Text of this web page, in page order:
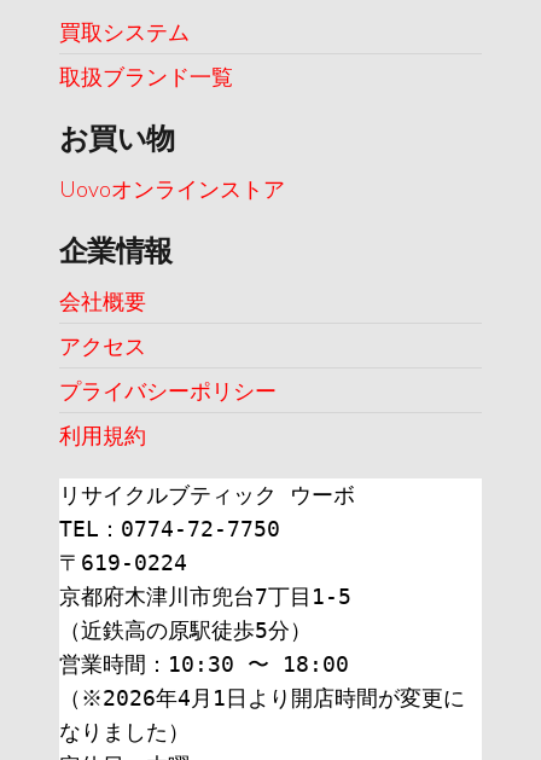
買取システム
取扱ブランド一覧
お買い物
Uovoオンラインストア
企業情報
会社概要
アクセス
プライバシーポリシー
利用規約
リサイクルブティック ウーボ
TEL：0774-72-7750
〒619-0224
京都府木津川市兜台7丁目1-5
（近鉄高の原駅徒歩5分）
営業時間：10:30 〜 18:00
（※2026年4月1日より開店時間が変更に
なりました）